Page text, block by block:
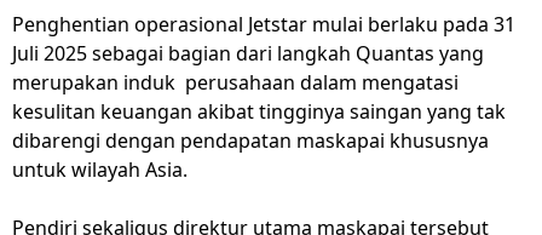
Penghentian operasional Jetstar mulai berlaku pada 31
Juli 2025 sebagai bagian dari langkah Quantas yang
merupakan induk perusahaan dalam mengatasi
kesulitan keuangan akibat tingginya saingan yang tak
dibarengi dengan pendapatan maskapai khususnya
untuk wilayah Asia.
Pendiri sekaligus direktur utama maskapai tersebut